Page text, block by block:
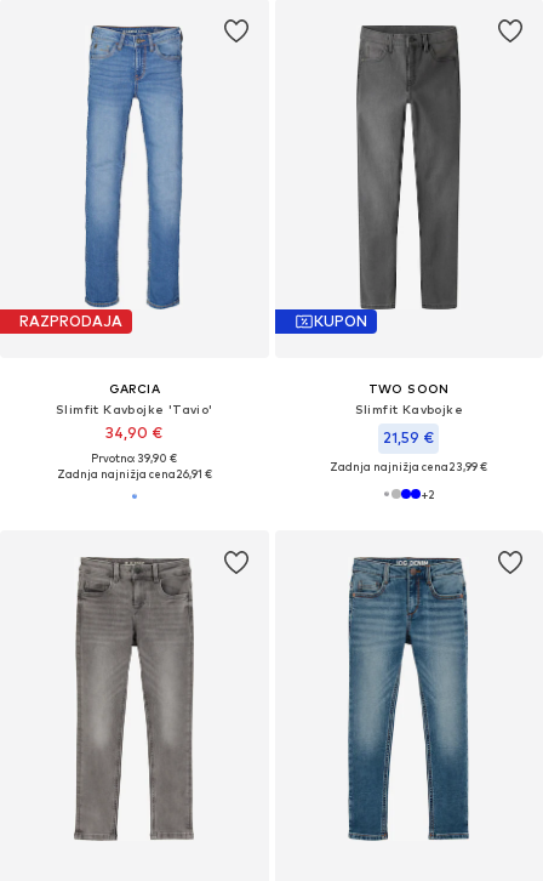
RAZPRODAJA
GARCIA
Slimfit Kavbojke 'Tavio'
34,90 €
Prvotno: 39,90 €
Zadnja najnižja cena26,91 €
KUPON
TWO SOON
Slimfit Kavbojke
21,59 €
Zadnja najnižja cena23,99 €
+2